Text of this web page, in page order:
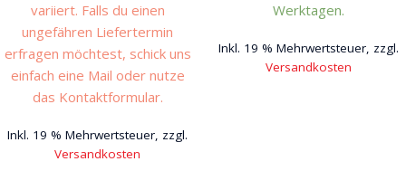
variiert. Falls du einen
ungefähren Liefertermin
erfragen möchtest, schick uns
einfach eine Mail oder nutze
das Kontaktformular.
Inkl. 19 % Mehrwertsteuer, zzgl.
Versandkosten
Werktagen.
Inkl. 19 % Mehrwertsteuer, zzgl.
Versandkosten